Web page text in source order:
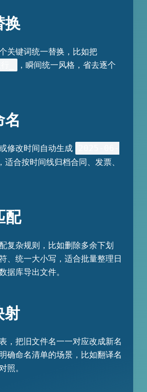
换
关键词统一替换，比如把
，瞬间统一风格，省去逐个
名
修改时间自动生成
，适合按时间线归档合同、发票、
配
复杂规则，比如删除多余下划
、统一大小写，适合批量整理日
据库导出文件。
射
，把旧文件名一一对应改成新名
确命名清单的场景，比如翻译名
照。